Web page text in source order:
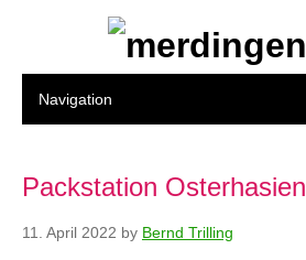
Packstation Osterhasien
11. April 2022 by Bernd Trilling